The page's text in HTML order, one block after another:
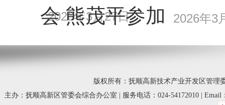
2026年3月27日
会 熊茂平参加
2026年3
版权所有：抚顺高新技术产业开发区管理
主办：抚顺高新区管委会综合办公室 | 服务电话：024-54172010 | Email